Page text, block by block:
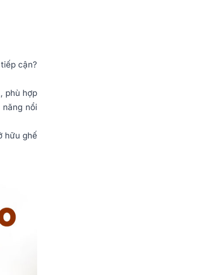
cận?
phù hợp
nổi
hữu ghế